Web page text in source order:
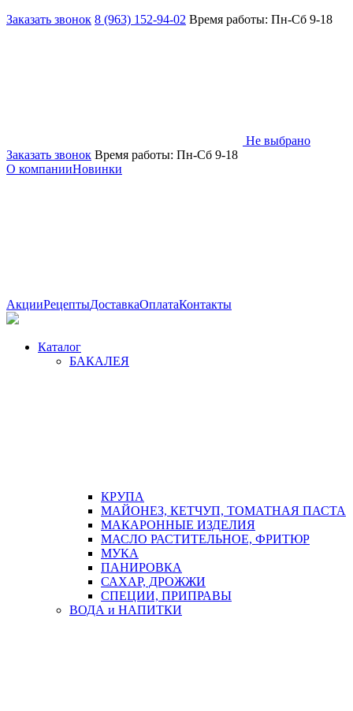
Заказать звонок 8 (963) 152-94-02 Время работы: Пн-Сб 9-18
Не выбрано
Заказать звонок Время работы: Пн-Сб 9-18
О компанииНовинки
АкцииРецептыДоставкаОплатаКонтакты
Каталог
БАКАЛЕЯ
КРУПА
МАЙОНЕЗ, КЕТЧУП, ТОМАТНАЯ ПАСТА
МАКАРОННЫЕ ИЗДЕЛИЯ
МАСЛО РАСТИТЕЛЬНОЕ, ФРИТЮР
МУКА
ПАНИРОВКА
САХАР, ДРОЖЖИ
СПЕЦИИ, ПРИПРАВЫ
ВОДА и НАПИТКИ